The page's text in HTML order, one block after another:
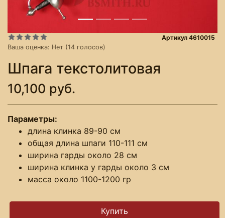
Ваша оценка: Нет (14 голосов)
Артикул 4610015
Шпага текстолитовая
10,100 руб.
Параметры:
длина клинка 89-90 см
общая длина шпаги 110-111 см
ширина гарды около 28 см
ширина клинка у гарды около 3 см
масса около 1100-1200 гр